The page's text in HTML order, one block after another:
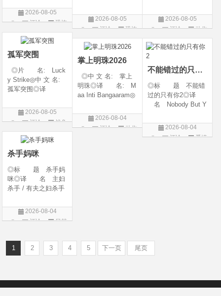
地: 澳大利亚◎
类 别: 惊悚 / 恐
语◎上映日期: 202
6-07-24(澳大利亚)
2026-08-05
评论
恐怖
片
焚场(台) / 鬼玩人6：
燃烧 / 鬼玩人崛起衍
2026◎产 地:
美国◎类 别:
2026-08-05
评论
恐怖
片
产 地: 美国◎
类 别: 西部◎
上映日期: 2026-07-
10(美国)◎IMDb评分
2026-08-05
评论
动作
片
孤军突围
◎片 名: Luck
y Strike◎中 文 名:
孤军突围◎译
年 代: 2026◎
产 地: 美国◎
作 / 战争◎语 言:
英语◎上映日
2026-08-05
评论
战争
片
掌上明珠2026
◎中 文 名: 掌上
明珠◎译 名: M
aa Inti Bangaaram◎
产 地: 印度◎
类 别: 动作 / 惊
2026-08-04
评论
动作
不能错过的只有你2
◎标 题 不能错
过的只有你2◎译
名 Nobody But Y
26◎产 地 中国
大陆◎类 别 喜
2026-08-04
评论
爱情
杀手妈咪
◎标 题 杀手妈
咪◎译 名 主妇
杀手 / 有夫之妇杀手
ler / A Bona Fide Kill
er◎年 代 2026
悚◎语
2026-08-04
评论
日韩
1 2 3 4 5 下一页 尾页